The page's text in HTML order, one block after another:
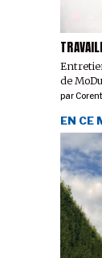
de
par
EN CE